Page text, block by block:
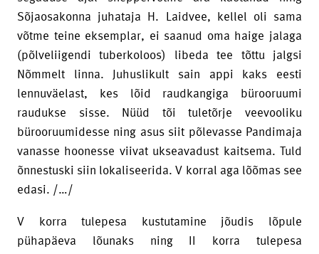
Sõjaosakonna juhataja H. Laidvee, kellel oli sama
võtme teine eksemplar, ei saanud oma haige jalaga
(põlveliigendi tuberkoloos) libeda tee tõttu jalgsi
Nõmmelt linna. Juhuslikult sain appi kaks eesti
lennuväelast, kes lõid raudkangiga bürooruumi
raudukse sisse. Nüüd tõi tuletõrje veevooliku
bürooruumidesse ning asus siit põlevasse Pandimaja
vanasse hoonesse viivat ukseavadust kaitsema. Tuld
õnnestuski siin lokaliseerida. V korral aga lõõmas see
edasi. /…/
V korra tulepesa kustutamine jõudis lõpule
pühapäeva lõunaks ning II korra tulepesa